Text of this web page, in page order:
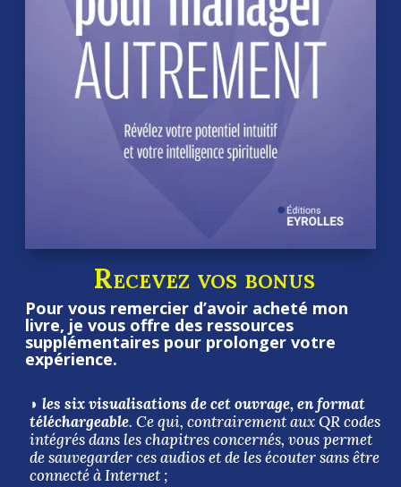
Recevez vos bonus
Pour vous remercier d’avoir acheté mon
livre, je vous offre des ressources
supplémentaires pour prolonger votre
expérience.
◗ les six visualisations de cet ouvrage, en format
téléchargeable. Ce qui, contrairement aux QR codes
intégrés dans les chapitres concernés, vous permet
de sauvegarder ces audios et de les écouter sans être
connecté à Internet ;